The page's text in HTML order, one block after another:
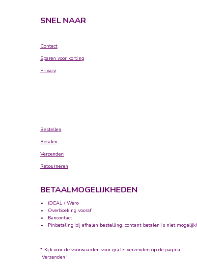
SNEL NAAR
Contact
Sparen voor korting
Privacy
Bestellen
Betalen
Verzenden
Retourneren
BETAALMOGELIJKHEDEN
iDEAL / Wero
Overboeking vooraf
Bancontact
Pinbetaling bij afhalen bestelling, contant betalen is niet mogelijk!
* Kijk voor de voorwaarden voor gratis verzenden op de pagina
'Verzenden'